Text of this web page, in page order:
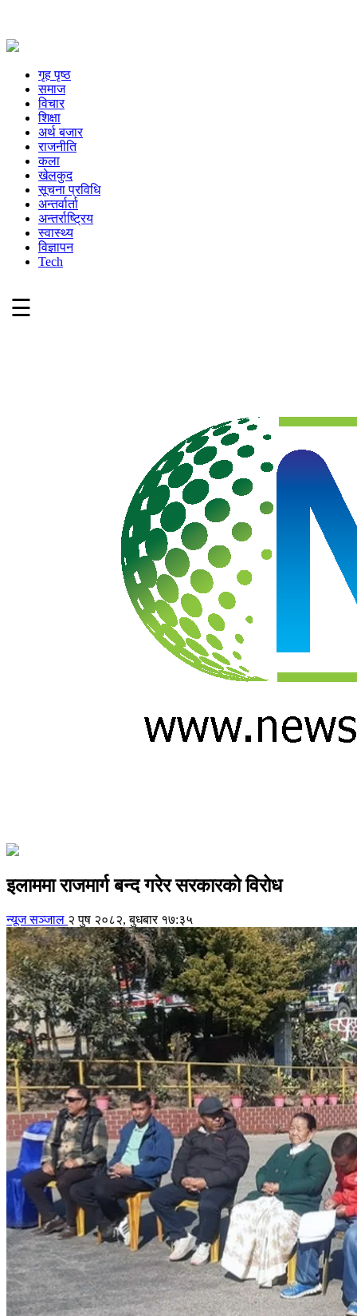
गृह पृष्ठ
समाज
विचार
शिक्षा
अर्थ बजार
राजनीति
कला
खेलकुद
सूचना प्रविधि
अन्तर्वार्ता
अन्तर्राष्ट्रिय
स्वास्थ्य
विज्ञापन
Tech
☰
इलाममा राजमार्ग बन्द गरेर सरकारको विरोध
न्यूज सञ्जाल २ पुष २०८२, बुधबार १७:३५